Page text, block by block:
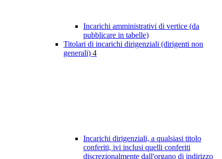
Incarichi amministrativi di vertice (da
pubblicare in tabelle)
Titolari di incarichi dirigenziali (dirigenti non
generali) 4
Incarichi dirigenziali, a qualsiasi titolo
conferiti, ivi inclusi quelli conferiti
discrezionalmente dall'organo di indirizzo